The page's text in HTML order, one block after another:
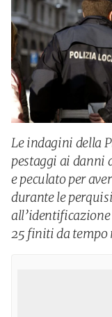
Le indagini della
pestaggi ai danni
e peculato per
durante le
25 finiti da